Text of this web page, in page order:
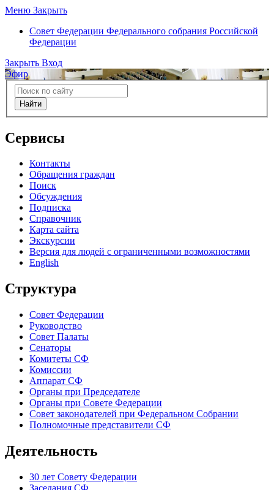
Меню Закрыть
Совет Федерации Федерального собрания Российской
Федерации
Закрыть Вход
Эфир
Найти
Сервисы
Контакты
Обращения граждан
Поиск
Обсуждения
Подписка
Справочник
Карта сайта
Экскурсии
Версия для людей с ограниченными возможностями
English
Структура
Совет Федерации
Руководство
Совет Палаты
Сенаторы
Комитеты СФ
Комиссии
Аппарат СФ
Органы при Председателе
Органы при Совете Федерации
Совет законодателей при Федеральном Собрании
Полномочные представители СФ
Деятельность
30 лет Совету Федерации
Заседания СФ